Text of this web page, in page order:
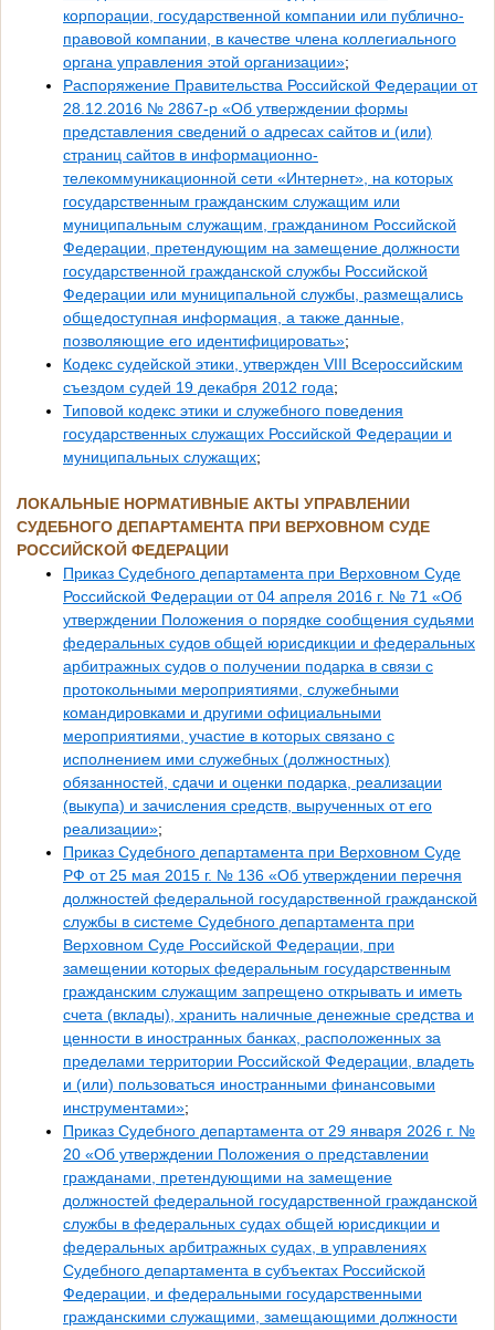
корпорации, государственной компании или публично-
правовой компании, в качестве члена коллегиального
органа управления этой организации»;
Распоряжение Правительства Российской Федерации от
28.12.2016 № 2867-р «Об утверждении формы
представления сведений о адресах сайтов и (или)
страниц сайтов в информационно-
телекоммуникационной сети «Интернет», на которых
государственным гражданским служащим или
муниципальным служащим, гражданином Российской
Федерации, претендующим на замещение должности
государственной гражданской службы Российской
Федерации или муниципальной службы, размещались
общедоступная информация, а также данные,
позволяющие его идентифицировать»;
Кодекс судейской этики, утвержден VIII Всероссийским
съездом судей 19 декабря 2012 года;
Типовой кодекс этики и служебного поведения
государственных служащих Российской Федерации и
муниципальных служащих;
ЛОКАЛЬНЫЕ НОРМАТИВНЫЕ АКТЫ УПРАВЛЕНИИ
СУДЕБНОГО ДЕПАРТАМЕНТА ПРИ ВЕРХОВНОМ СУДЕ
РОССИЙСКОЙ ФЕДЕРАЦИИ
Приказ Судебного департамента при Верховном Суде
Российской Федерации от 04 апреля 2016 г. № 71 «Об
утверждении Положения о порядке сообщения судьями
федеральных судов общей юрисдикции и федеральных
арбитражных судов о получении подарка в связи с
протокольными мероприятиями, служебными
командировками и другими официальными
мероприятиями, участие в которых связано с
исполнением ими служебных (должностных)
обязанностей, сдачи и оценки подарка, реализации
(выкупа) и зачисления средств, вырученных от его
реализации»;
Приказ Судебного департамента при Верховном Суде
РФ от 25 мая 2015 г. № 136 «Об утверждении перечня
должностей федеральной государственной гражданской
службы в системе Судебного департамента при
Верховном Суде Российской Федерации, при
замещении которых федеральным государственным
гражданским служащим запрещено открывать и иметь
счета (вклады), хранить наличные денежные средства и
ценности в иностранных банках, расположенных за
пределами территории Российской Федерации, владеть
и (или) пользоваться иностранными финансовыми
инструментами»;
Приказ Судебного департамента от 29 января 2026 г. №
20 «Об утверждении Положения о представлении
гражданами, претендующими на замещение
должностей федеральной государственной гражданской
службы в федеральных судах общей юрисдикции и
федеральных арбитражных судах, в управлениях
Судебного департамента в субъектах Российской
Федерации, и федеральными государственными
гражданскими служащими, замещающими должности